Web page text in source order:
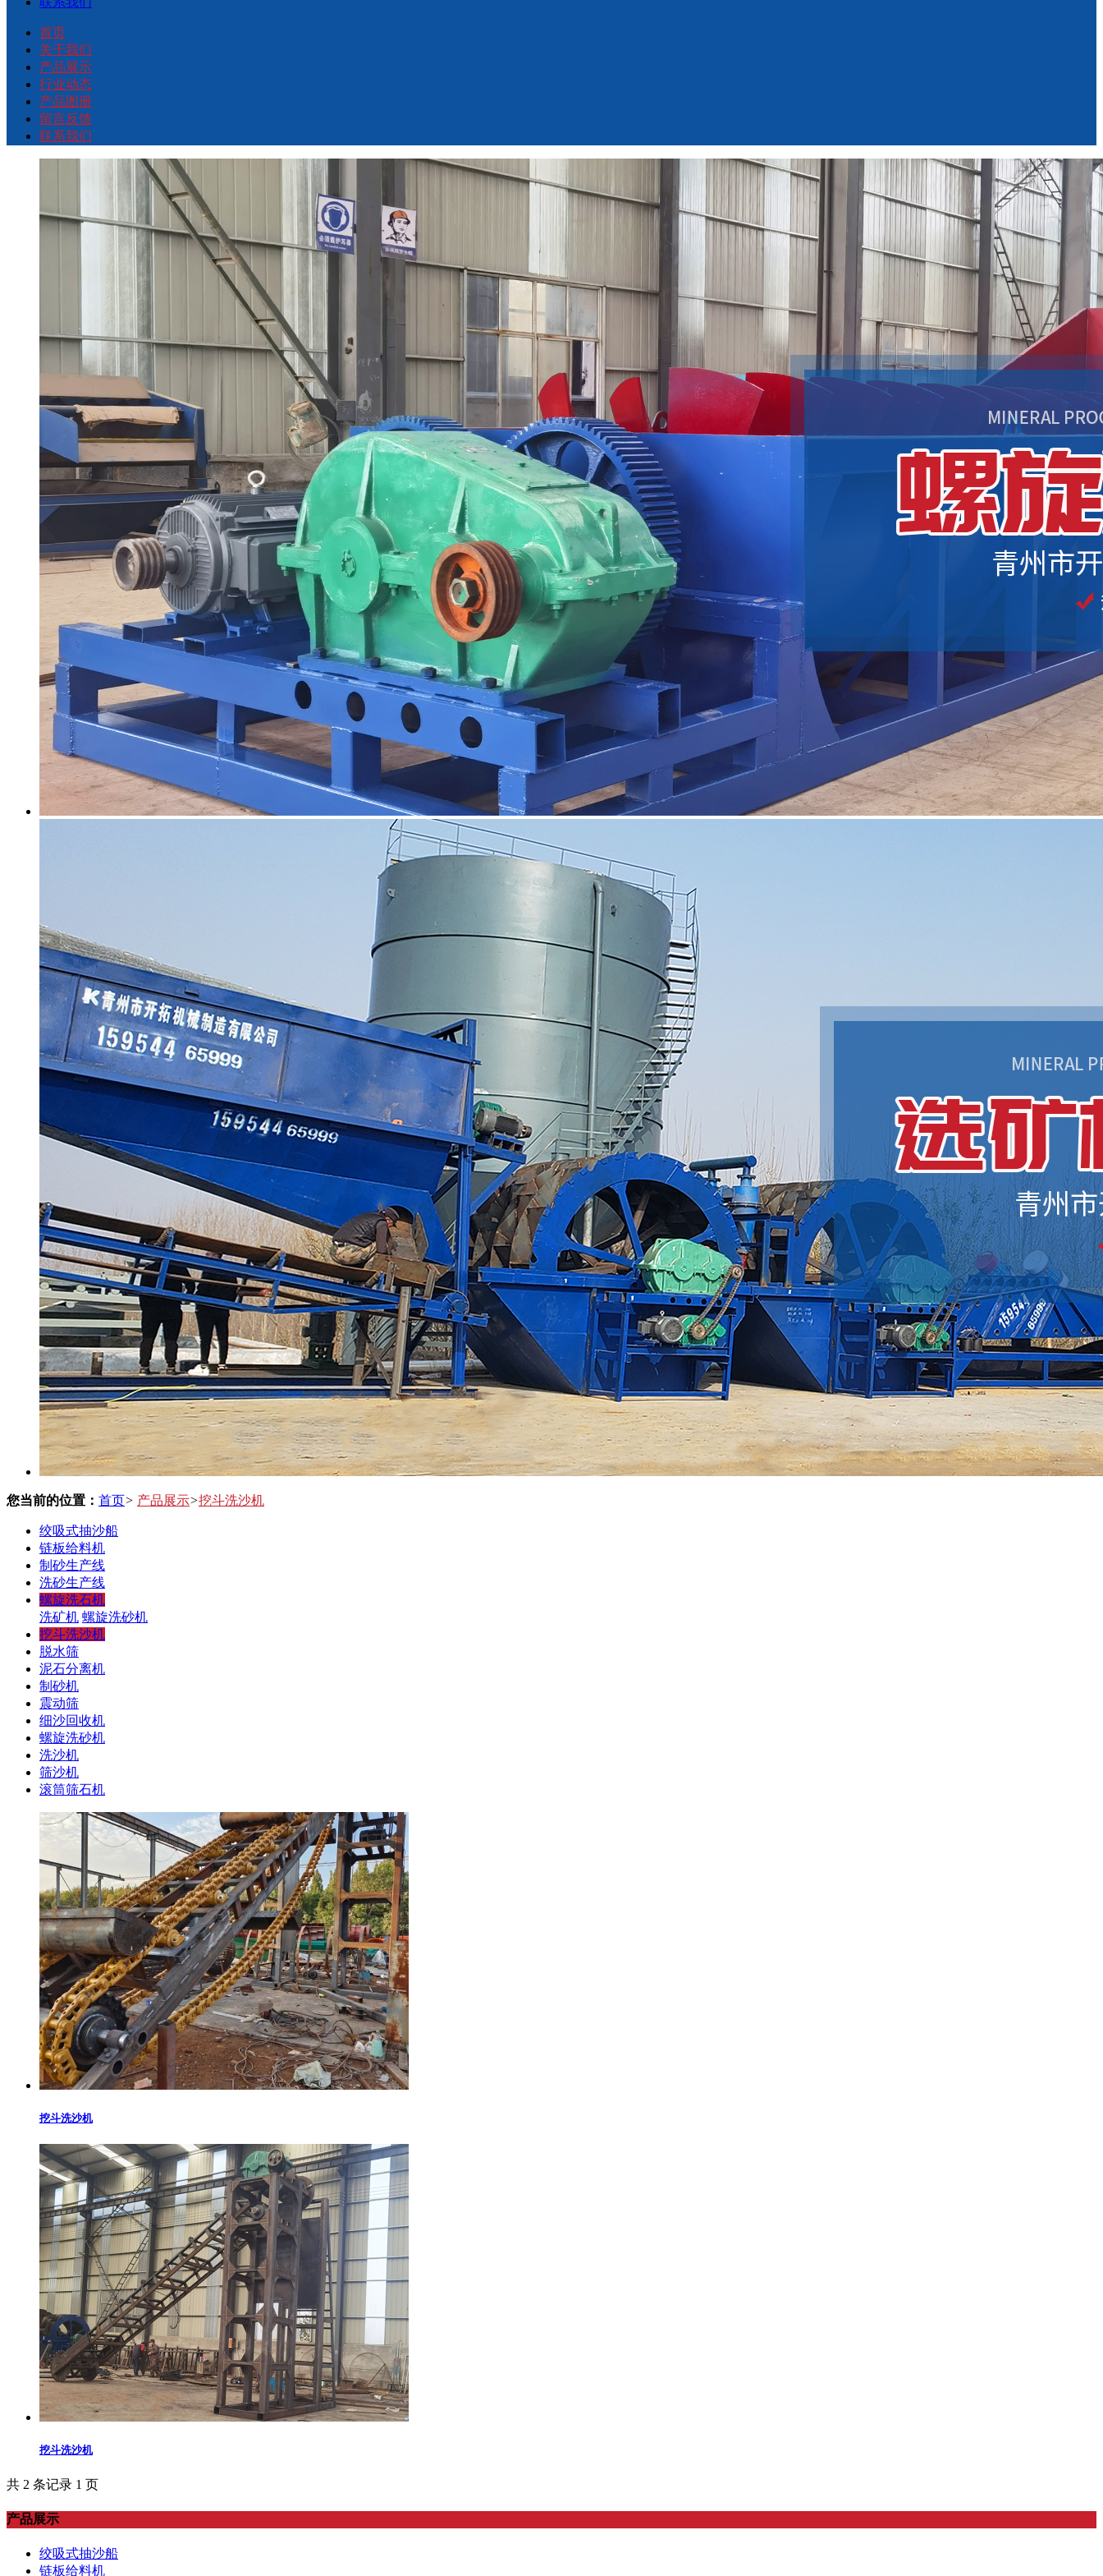
首页
关于我们
产品展示
行业动态
产品图册
留言反馈
联系我们
您当前的位置： 首页> 产品展示>挖斗洗沙机
绞吸式抽沙船
链板给料机
制砂生产线
洗砂生产线
螺旋洗石机
洗矿机 螺旋洗砂机
挖斗洗沙机
脱水筛
泥石分离机
制砂机
震动筛
细沙回收机
螺旋洗砂机
洗沙机
筛沙机
滚筒筛石机
挖斗洗沙机
挖斗洗沙机
共 2 条记录 1 页
产品展示
绞吸式抽沙船
链板给料机